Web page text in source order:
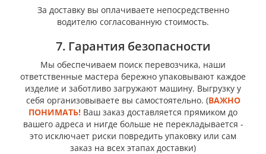
За доставку вы оплачиваете непосредственно
водителю согласованную стоимость.
7. Гарантия безопасности
Мы обеспечиваем поиск перевозчика, наши
ответственные мастера бережно упаковывают каждое
изделие и заботливо загружают машину. Выгрузку у
себя организовываете вы самостоятельно. (ВАЖНО
ПОНИМАТЬ! Ваш заказ доставляется прямиком до
вашего адреса и нигде больше не перекладывается -
это исключает риски повредить упаковку или сам
заказ на всех этапах доставки)